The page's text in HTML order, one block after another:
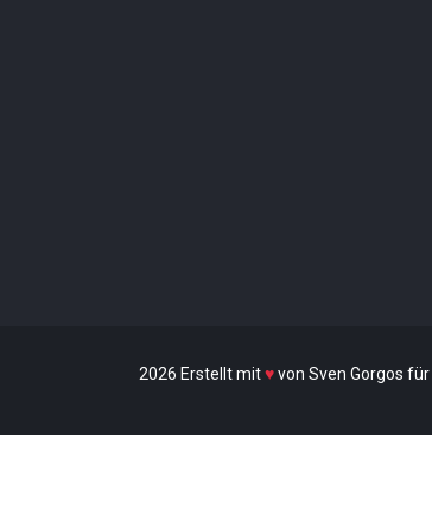
2026 Erstellt mit♥von Sven Gorgos für